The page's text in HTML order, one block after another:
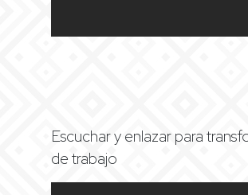
Escuchar y enlazar para
de trabajo